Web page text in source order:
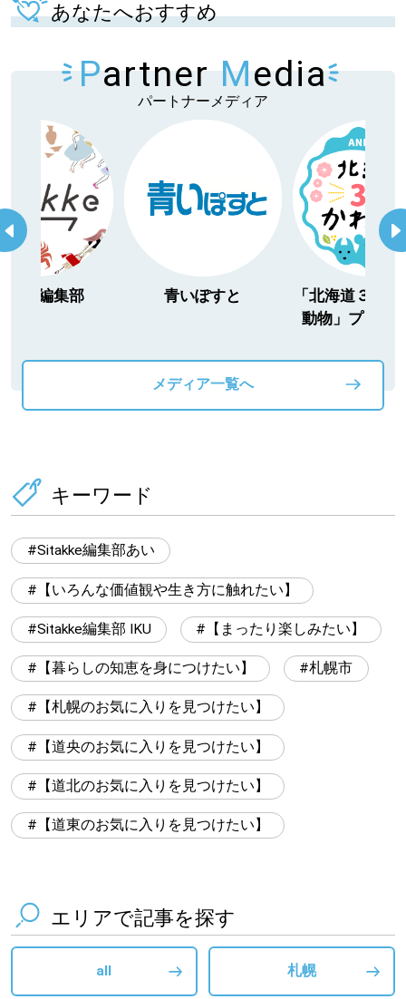
あなたへおすすめ
Partner Media
パートナーメディア
編集部 青いぽすと
「北海道３大
動物」プロジ
メディア一覧へ
キーワード
Sitakke編集部あい
【いろんな価値観や生き方に触れたい】
Sitakke編集部 IKU 【まったり楽しみたい】
【暮らしの知恵を身につけたい】 札幌市
【札幌のお気に入りを見つけたい】
【道央のお気に入りを見つけたい】
【道北のお気に入りを見つけたい】
【道東のお気に入りを見つけたい】
エリアで記事を探す
all 札幌